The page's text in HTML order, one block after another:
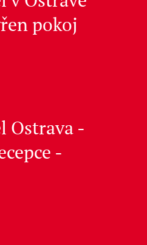
pokoj
Ostrava -
-